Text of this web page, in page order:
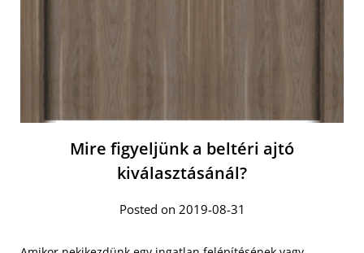
Mire figyeljünk a beltéri ajtó
kiválasztásánál?
Posted on 2019-08-31